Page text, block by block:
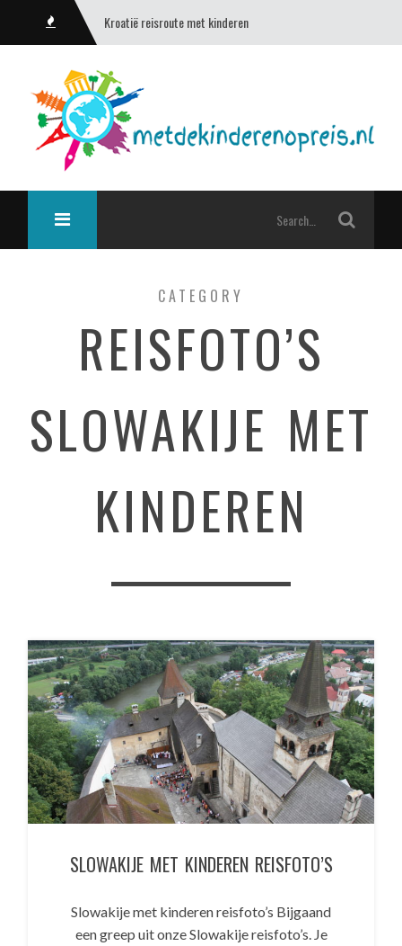
Kroatië reisroute met kinderen
CATEGORY
REISFOTO’S
SLOWAKIJE MET
KINDEREN
SLOWAKIJE MET KINDEREN REISFOTO’S
Slowakije met kinderen reisfoto’s Bijgaand
een greep uit onze Slowakije reisfoto’s. Je